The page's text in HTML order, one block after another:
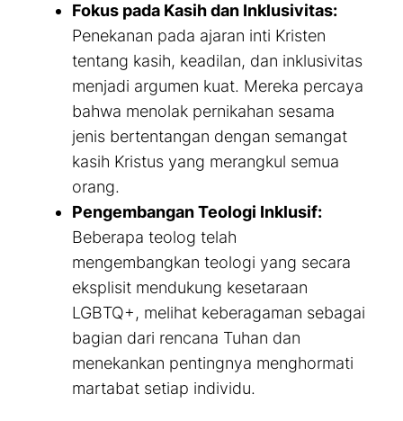
Fokus pada Kasih dan Inklusivitas:
Penekanan pada ajaran inti Kristen
tentang kasih, keadilan, dan inklusivitas
menjadi argumen kuat. Mereka percaya
bahwa menolak pernikahan sesama
jenis bertentangan dengan semangat
kasih Kristus yang merangkul semua
orang.
Pengembangan Teologi Inklusif:
Beberapa teolog telah
mengembangkan teologi yang secara
eksplisit mendukung kesetaraan
LGBTQ+, melihat keberagaman sebagai
bagian dari rencana Tuhan dan
menekankan pentingnya menghormati
martabat setiap individu.